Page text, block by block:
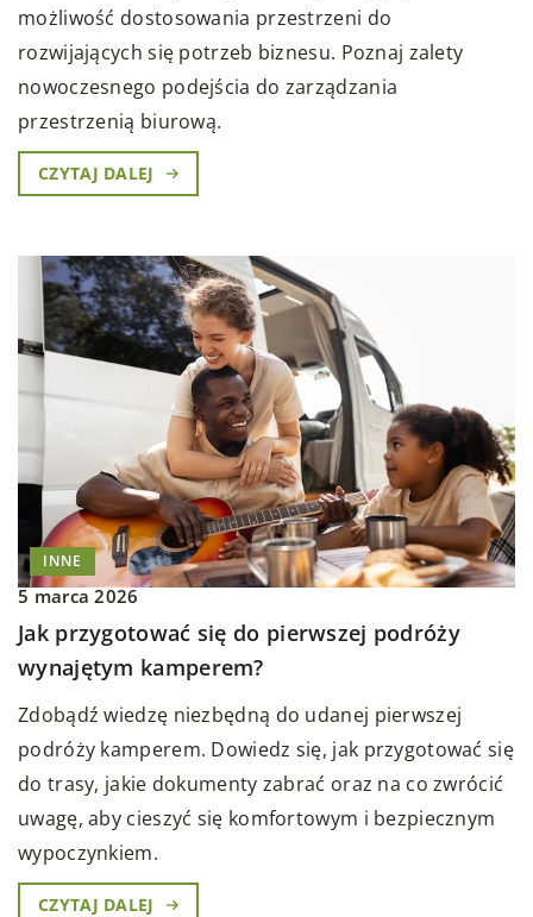
możliwość dostosowania przestrzeni do
rozwijających się potrzeb biznesu. Poznaj zalety
nowoczesnego podejścia do zarządzania
przestrzenią biurową.
CZYTAJ DALEJ
INNE
5 marca 2026
Jak przygotować się do pierwszej podróży
wynajętym kamperem?
Zdobądź wiedzę niezbędną do udanej pierwszej
podróży kamperem. Dowiedz się, jak przygotować się
do trasy, jakie dokumenty zabrać oraz na co zwrócić
uwagę, aby cieszyć się komfortowym i bezpiecznym
wypoczynkiem.
CZYTAJ DALEJ